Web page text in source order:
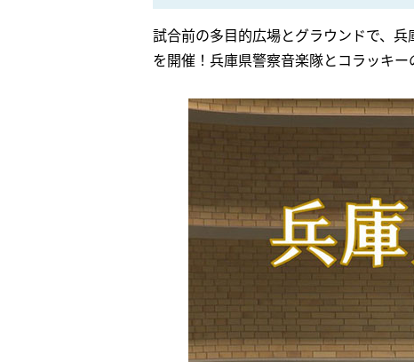
試合前の多目的広場とグラウンドで、
を開催！兵庫県警察音楽隊とコラッキ